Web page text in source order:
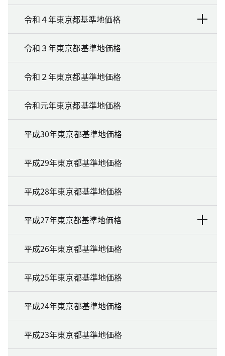
令和４年東京都基準地価格
令和３年東京都基準地価格
令和２年東京都基準地価格
令和元年東京都基準地価格
平成30年東京都基準地価格
平成29年東京都基準地価格
平成28年東京都基準地価格
平成27年東京都基準地価格
平成26年東京都基準地価格
平成25年東京都基準地価格
平成24年東京都基準地価格
平成23年東京都基準地価格